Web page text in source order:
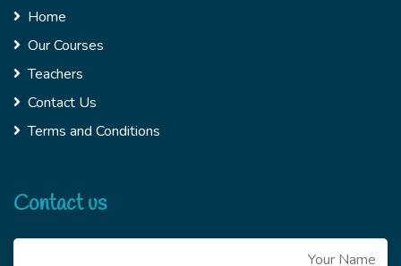
Home
Our Courses
Teachers
Contact Us
Terms and Conditions
Contact us